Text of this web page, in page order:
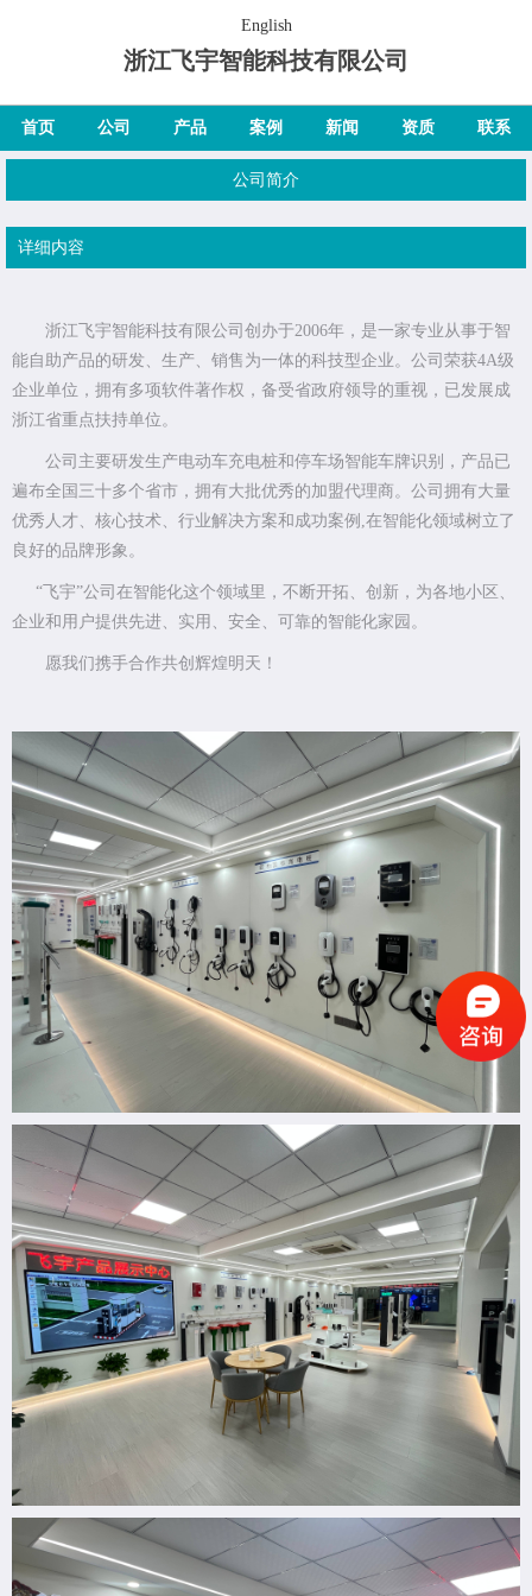
English
浙江飞宇智能科技有限公司
首页 公司 产品 案例 新闻 资质 联系
公司简介
详细内容
浙江飞宇智能科技有限公司创办于2006年，是一家专业从事于智
能自助产品的研发、生产、销售为一体的科技型企业。公司荣获4A级
企业单位，拥有多项软件著作权，备受省政府领导的重视，已发展成
浙江省重点扶持单位。
公司主要研发生产电动车充电桩和停车场智能车牌识别，产品已
遍布全国三十多个省市，拥有大批优秀的加盟代理商。公司拥有大量
优秀人才、核心技术、行业解决方案和成功案例,在智能化领域树立了
良好的品牌形象。
“飞宇”公司在智能化这个领域里，不断开拓、创新，为各地小区、
企业和用户提供先进、实用、安全、可靠的智能化家园。
愿我们携手合作共创辉煌明天！